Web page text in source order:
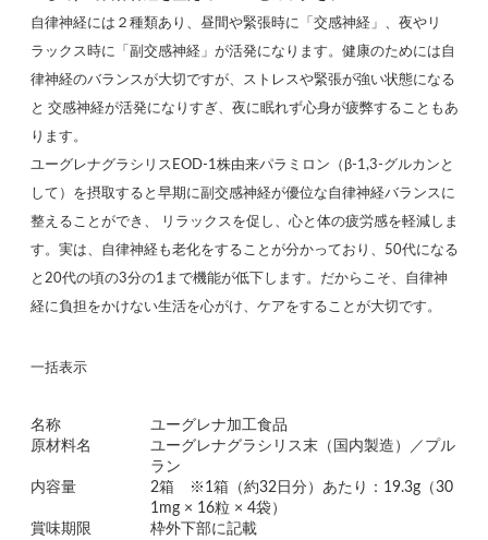
自律神経には２種類あり、昼間や緊張時に「交感神経」、夜やリ
ラックス時に「副交感神経」が活発になります。健康のためには自
律神経のバランスが大切ですが、ストレスや緊張が強い状態になる
と 交感神経が活発になりすぎ、夜に眠れず心身が疲弊することもあ
ります。
ユーグレナグラシリスEOD-1株由来パラミロン（β-1,3-グルカンと
して）を摂取すると早期に副交感神経が優位な自律神経バランスに
整えることができ、 リラックスを促し、心と体の疲労感を軽減しま
す。実は、自律神経も老化をすることが分かっており、50代になる
と20代の頃の3分の1まで機能が低下します。だからこそ、自律神
経に負担をかけない生活を心がけ、ケアをすることが大切です。
一括表示
名称
ユーグレナ加工食品
原材料名
ユーグレナグラシリス末（国内製造）／プル
ラン
内容量
2箱 ※1箱（約32日分）あたり：19.3g（30
1mg × 16粒 × 4袋）
賞味期限
枠外下部に記載